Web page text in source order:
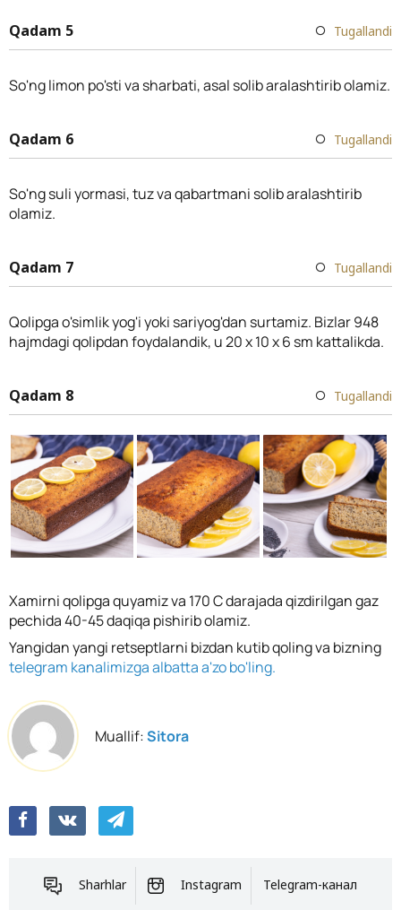
Qadam 5 Tugallandi
So'ng limon po'sti va sharbati, asal solib aralashtirib olamiz.
Qadam 6 Tugallandi
So'ng suli yormasi, tuz va qabartmani solib aralashtirib
olamiz.
Qadam 7 Tugallandi
Qolipga o'simlik yog'i yoki sariyog'dan surtamiz. Bizlar 948
hajmdagi qolipdan foydalandik, u 20 x 10 x 6 sm kattalikda.
Qadam 8 Tugallandi
Xamirni qolipga quyamiz va 170 C darajada qizdirilgan gaz
pechida 40-45 daqiqa pishirib olamiz.
Yangidan yangi retseptlarni bizdan kutib qoling va bizning
telegram kanalimizga albatta a'zo bo'ling.
Muallif:Sitora
Sharhlar Instagram Telegram-канал